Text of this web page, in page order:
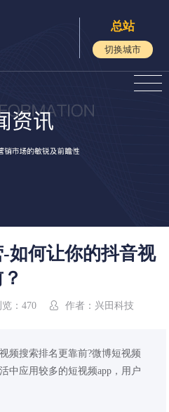
总站
切换城市
如何让你的抖音视
：470  作者：兴田科技
频搜索排名更靠前?微博短视频
中应用较多的短视频app，用户